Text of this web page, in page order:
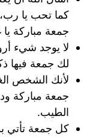
كما تحب يا
جمعة مباركة يا
لا يوجد شيء
لك جمعة فيها
لأنك الشخص
جمعة مباركة
الطيب.
كل جمعة تأتي